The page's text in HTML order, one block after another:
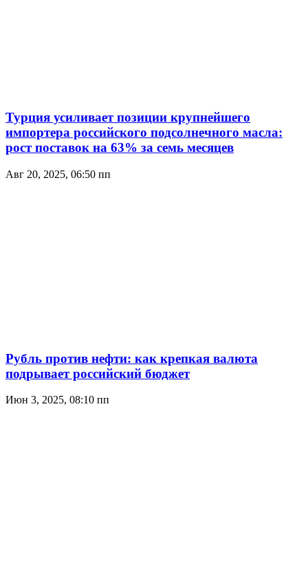
Турция усиливает позиции крупнейшего
импортерa российского подсолнечного масла:
рост поставок на 63% за семь месяцев
Авг 20, 2025, 06:50 пп
Рубль против нефти: как крепкая валюта
подрывает российский бюджет
Июн 3, 2025, 08:10 пп